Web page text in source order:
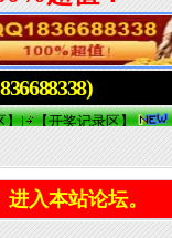
入本站论坛。